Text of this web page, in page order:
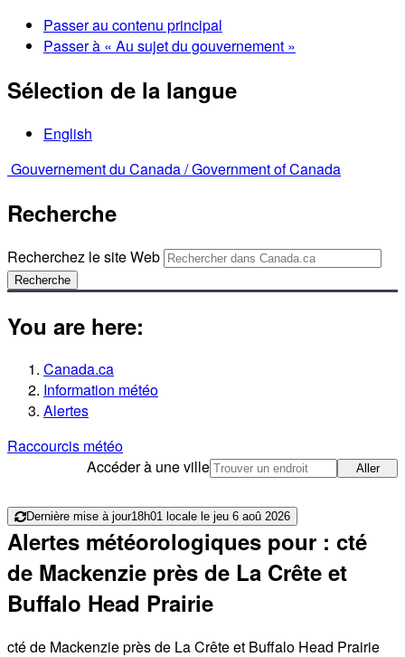
Passer au contenu principal
Passer à « Au sujet du gouvernement »
Sélection de la langue
English
Gouvernement du Canada /Government of Canada
Recherche
Recherchez le site Web
Recherche
You are here:
Canada.ca
Information météo
Alertes
Raccourcis météo
Accéder à une ville
Aller
Dernière mise à jour18h01 locale le jeu 6 aoû 2026
Alertes météorologiques pour : cté
de Mackenzie près de La Crête et
Buffalo Head Prairie
cté de Mackenzie près de La Crête et Buffalo Head Prairie